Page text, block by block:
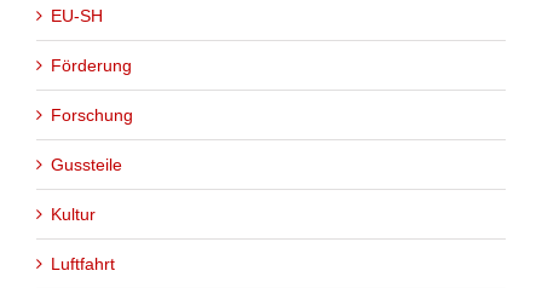
EU-SH
Förderung
Forschung
Gussteile
Kultur
Luftfahrt